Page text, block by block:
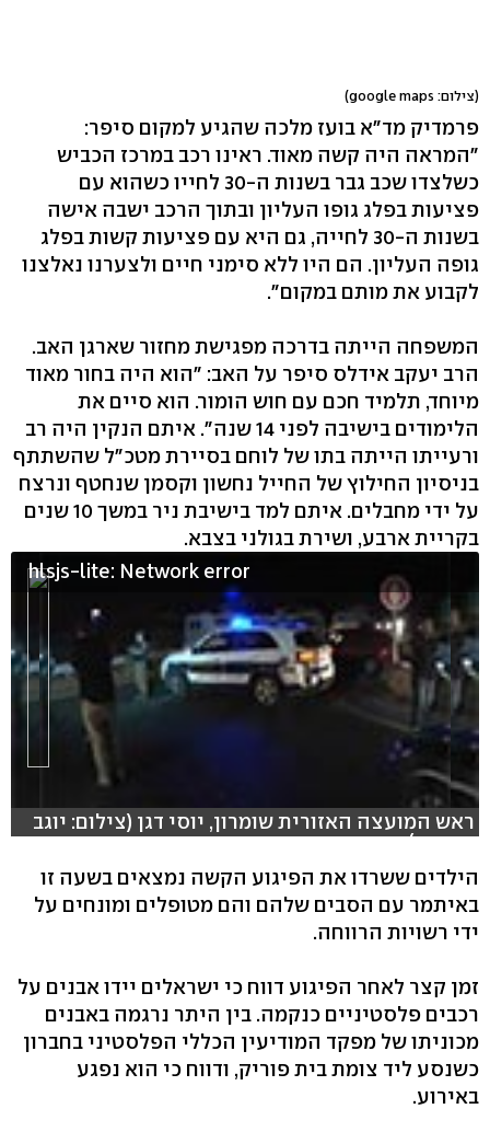
(צילום: google maps)
פרמדיק מד"א בועז מלכה שהגיע למקום סיפר:
"המראה היה קשה מאוד. ראינו רכב במרכז הכביש
כשלצדו שכב גבר בשנות ה-30 לחייו כשהוא עם
פציעות בפלג גופו העליון ובתוך הרכב ישבה אישה
בשנות ה-30 לחייה, גם היא עם פציעות קשות בפלג
גופה העליון. הם היו ללא סימני חיים ולצערנו נאלצנו
לקבוע את מותם במקום".
המשפחה הייתה בדרכה מפגישת מחזור שארגן האב.
הרב יעקב אידלס סיפר על האב: "הוא היה בחור מאוד
מיוחד, תלמיד חכם עם חוש הומור. הוא סיים את
הלימודים בישיבה לפני 14 שנה". איתם הנקין היה רב
ורעייתו הייתה בתו של לוחם בסיירת מטכ"ל שהשתתף
בניסיון החילוץ של החייל נחשון וקסמן שנחטף ונרצח
על ידי מחבלים. איתם למד בישיבת ניר במשך 10 שנים
בקריית ארבע, ושירת בגולני בצבא.
hlsjs-lite: Network error
ראש המועצה האזורית שומרון, יוסי דגן (צילום: יוגב
אטיאס)
הילדים ששרדו את הפיגוע הקשה נמצאים בשעה זו
באיתמר עם הסבים שלהם והם מטופלים ומונחים על
ידי רשויות הרווחה.
זמן קצר לאחר הפיגוע דווח כי ישראלים יידו אבנים על
רכבים פלסטיניים כנקמה. בין היתר נרגמה באבנים
מכוניתו של מפקד המודיעין הכללי הפלסטיני בחברון
כשנסע ליד צומת בית פוריק, ודווח כי הוא נפגע
באירוע.